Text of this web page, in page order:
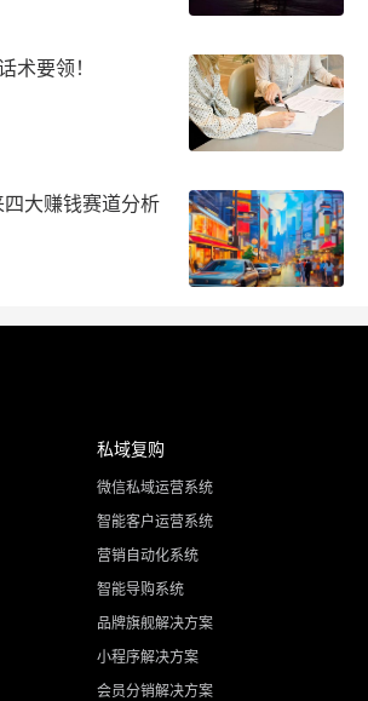
术要领！
大赚钱赛道分析
私域复购
微信私域运营系统
智能客户运营系统
营销自动化系统
智能导购系统
品牌旗舰解决方案
小程序解决方案
会员分销解决方案